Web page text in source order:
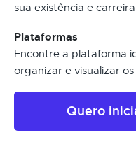
sua existência e
Plataformas
Encontre a plataforma
organizar e visualizar
Quero